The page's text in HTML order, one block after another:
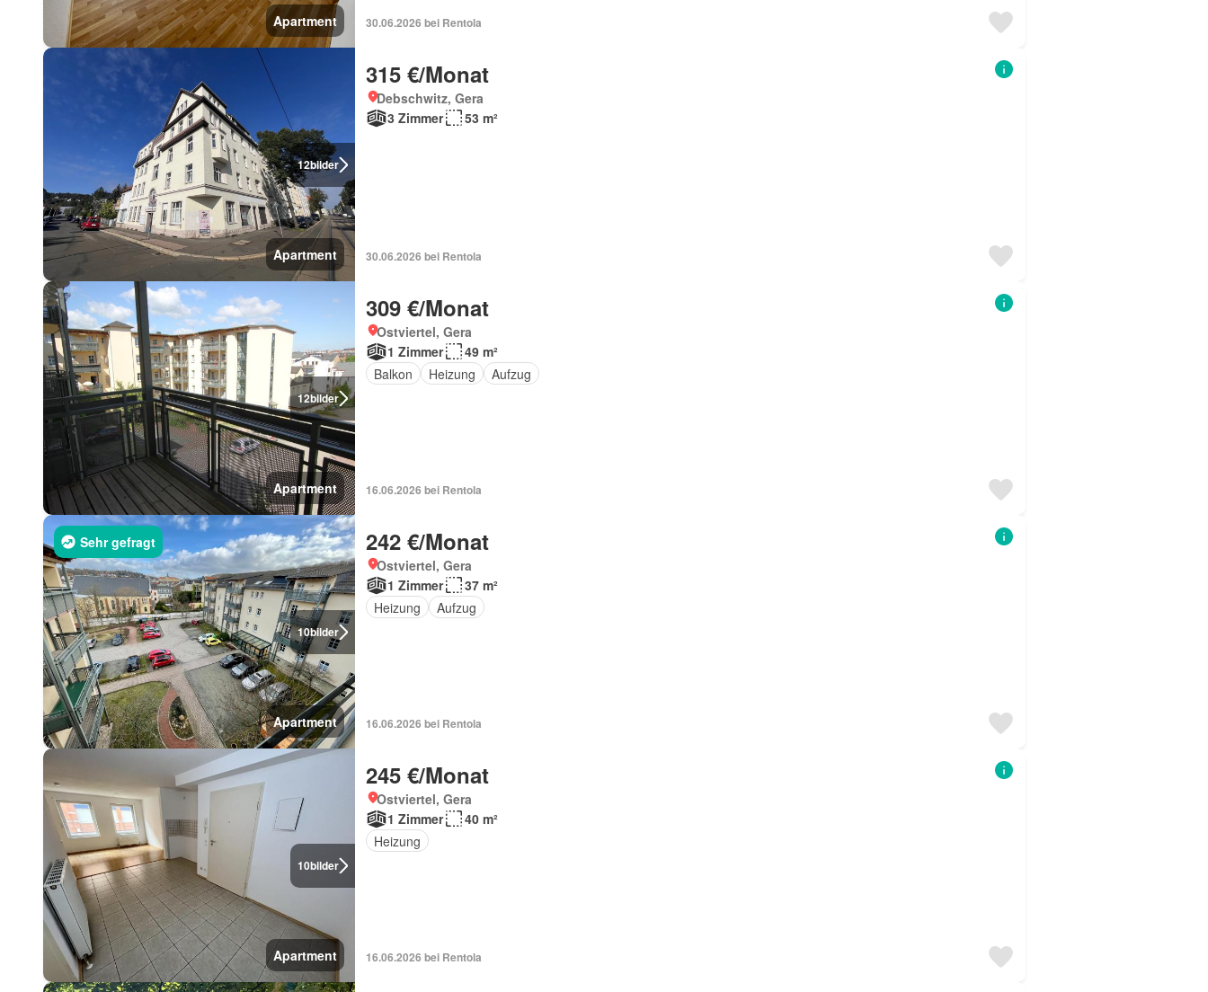
Apartment 30.06.2026 bei Rentola
12bilder
Apartment
315 €/Monat
Debschwitz, Gera
3 Zimmer
53 m²
30.06.2026 bei Rentola
12bilder
Apartment
309 €/Monat
Ostviertel, Gera
1 Zimmer
49 m²
Balkon
Heizung Aufzug
16.06.2026 bei Rentola
10bilder
Sehr gefragt
Apartment
242 €/Monat
Ostviertel, Gera
1 Zimmer
37 m²
Heizung
Aufzug
16.06.2026 bei Rentola
10bilder
Apartment
245 €/Monat
Ostviertel, Gera
1 Zimmer
40 m²
Heizung
16.06.2026 bei Rentola